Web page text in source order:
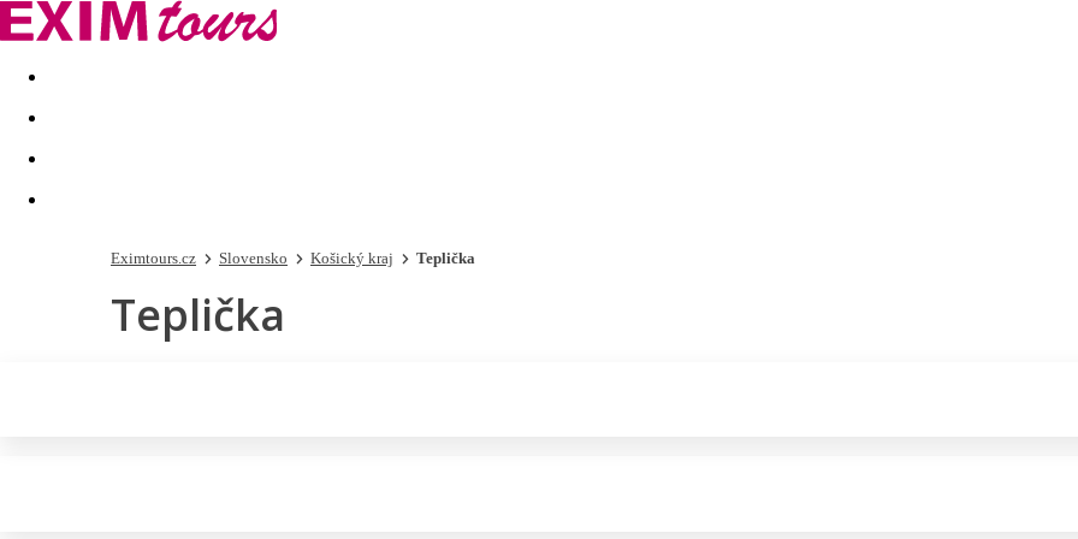
Akční nabídky Last minute
Eximtours.cz Slovensko Košický kraj Teplička
Teplička